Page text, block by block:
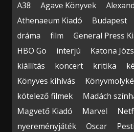
A38 Agave Könyvek
Athenaeum Kiadó
Budapest
dráma
film General Press
HBO Go
interjú
Katona
kiállítás
koncert kritika
Könyves kihívás
kötelező filmek
Madách
Magvető Kiadó
Marvel
nyereményjáték
Oscar